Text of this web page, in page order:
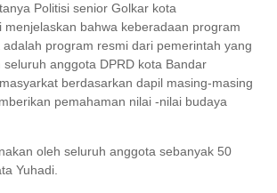
Politisi senior Golkar kota
menjelaskan bahwa keberadaan program
adalah program resmi dari pemerintah yang
anggota DPRD kota Bandar
berdasarkan dapil masing-masing
pemahaman nilai -nilai budaya
oleh seluruh anggota sebanyak 50
Yuhadi.